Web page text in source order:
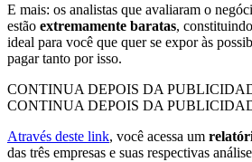
E mais: os analistas que avaliaram o
estão extremamente baratas,
ideal para você que quer se expor às
pagar tanto por isso.
CONTINUA DEPOIS DA
CONTINUA DEPOIS DA
Através deste link, você acessa um
das três empresas e suas respectivas